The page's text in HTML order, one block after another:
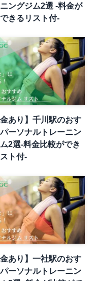
ングジム2選 -料金が
きるリスト付-
金あり】千川駅のおす
ーソナルトレーニン
2選-料金比較ができ
ト付-
金あり】一社駅のおす
ーソナルトレーニン